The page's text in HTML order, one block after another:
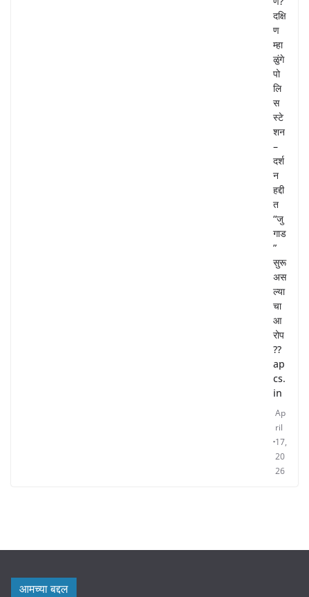
दक्षि
ण
म्हा
ळुंगे
पो
लि
स
स्टे
शन
–
दर्श
न
हद्दी
त
“जु
गाड
”
सुरू
अस
ल्या
चा
आ
रोप
??
ap
cs.
in
Ap
ril
17,
20
26
आमच्या बद्दल